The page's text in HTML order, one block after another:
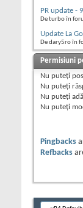
PR update -
De turbo în
Update La
De dary5ro în
Permisiuni
Nu puteţi
Nu puteţi
Nu puteţi
Nu puteţi
Pingbacks
Refbacks